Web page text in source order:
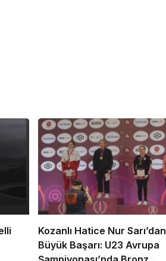
Kozanlı Hatice Nur Sarı’dan
Büyük Başarı: U23 Avrupa